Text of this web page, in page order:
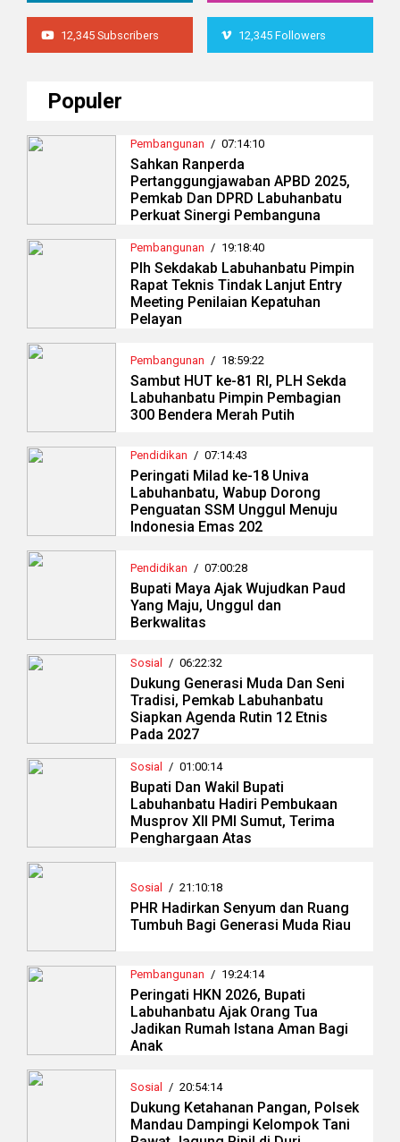
12,345 Subscribers 12,345 Followers
Populer
Pembangunan / 07:14:10
Sahkan Ranperda
Pertanggungjawaban APBD 2025,
Pemkab Dan DPRD Labuhanbatu
Perkuat Sinergi Pembanguna
Pembangunan / 19:18:40
Plh Sekdakab Labuhanbatu Pimpin
Rapat Teknis Tindak Lanjut Entry
Meeting Penilaian Kepatuhan
Pelayan
Pembangunan / 18:59:22
Sambut HUT ke-81 RI, PLH Sekda
Labuhanbatu Pimpin Pembagian
300 Bendera Merah Putih
Pendidikan / 07:14:43
Peringati Milad ke-18 Univa
Labuhanbatu, Wabup Dorong
Penguatan SSM Unggul Menuju
Indonesia Emas 202
Pendidikan / 07:00:28
Bupati Maya Ajak Wujudkan Paud
Yang Maju, Unggul dan
Berkwalitas
Sosial / 06:22:32
Dukung Generasi Muda Dan Seni
Tradisi, Pemkab Labuhanbatu
Siapkan Agenda Rutin 12 Etnis
Pada 2027
Sosial / 01:00:14
Bupati Dan Wakil Bupati
Labuhanbatu Hadiri Pembukaan
Musprov XII PMI Sumut, Terima
Penghargaan Atas
Sosial / 21:10:18
PHR Hadirkan Senyum dan Ruang
Tumbuh Bagi Generasi Muda Riau
Pembangunan / 19:24:14
Peringati HKN 2026, Bupati
Labuhanbatu Ajak Orang Tua
Jadikan Rumah Istana Aman Bagi
Anak
Sosial / 20:54:14
Dukung Ketahanan Pangan, Polsek
Mandau Dampingi Kelompok Tani